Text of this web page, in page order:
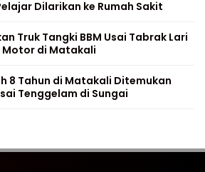
Dilarikan ke Rumah Sakit
Truk Tangki BBM Usai Tabrak Lari
Motor di Matakali
8 Tahun di Matakali Ditemukan
Tenggelam di Sungai